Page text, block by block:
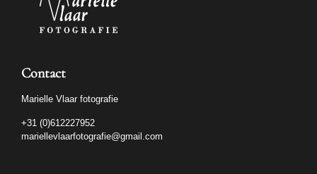
Contact
Marielle Vlaar fotografie
+31 (0)612227952
mariellevlaarfotografie@gmail.com